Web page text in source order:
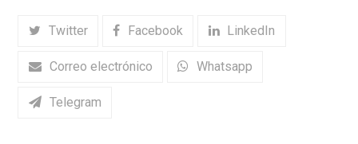
Twitter Facebook LinkedIn
Correo electrónico Whatsapp
Telegram